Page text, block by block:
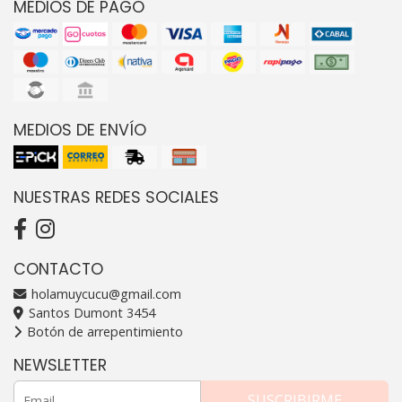
MEDIOS DE PAGO
MEDIOS DE ENVÍO
NUESTRAS REDES SOCIALES
CONTACTO
holamuycucu@gmail.com
Santos Dumont 3454
Botón de arrepentimiento
NEWSLETTER